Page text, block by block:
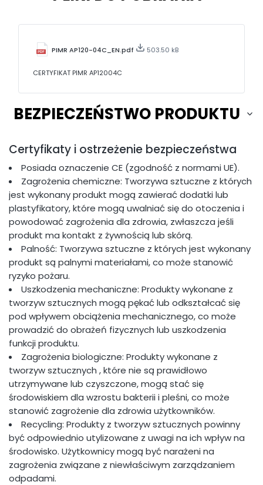
PIMR AP120-04C_EN.pdf 503.50 kB
CERTYFIKAT PIMR AP12004C
BEZPIECZEŃSTWO PRODUKTU
Certyfikaty i ostrzeżenie bezpieczeństwa
Posiada oznaczenie CE (zgodność z normami UE).
Zagrożenia chemiczne: Tworzywa sztuczne z których
jest wykonany produkt mogą zawierać dodatki lub
plastyfikatory, które mogą uwalniać się do otoczenia i
powodować zagrożenia dla zdrowia, zwłaszcza jeśli
produkt ma kontakt z żywnością lub skórą.
Palność: Tworzywa sztuczne z których jest wykonany
produkt są palnymi materiałami, co może stanowić
ryzyko pożaru.
Uszkodzenia mechaniczne: Produkty wykonane z
tworzyw sztucznych mogą pękać lub odkształcać się
pod wpływem obciążenia mechanicznego, co może
prowadzić do obrażeń fizycznych lub uszkodzenia
funkcji produktu.
Zagrożenia biologiczne: Produkty wykonane z
tworzyw sztucznych , które nie są prawidłowo
utrzymywane lub czyszczone, mogą stać się
środowiskiem dla wzrostu bakterii i pleśni, co może
stanowić zagrożenie dla zdrowia użytkowników.
Recycling: Produkty z tworzyw sztucznych powinny
być odpowiednio utylizowane z uwagi na ich wpływ na
środowisko. Użytkownicy mogą być narażeni na
zagrożenia związane z niewłaściwym zarządzaniem
odpadami.